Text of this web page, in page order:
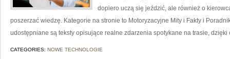
dopiero uczą się jeździć, ale również o
poszerzać wiedzę. Kategorie na stronie to Motoryzacyjne Mity i Fakty i
udostępniane są teksty opisujące realne zdarzenia spotykane na trasie, dzięki
CATEGORIES: NOWE TECHNOLOGIE